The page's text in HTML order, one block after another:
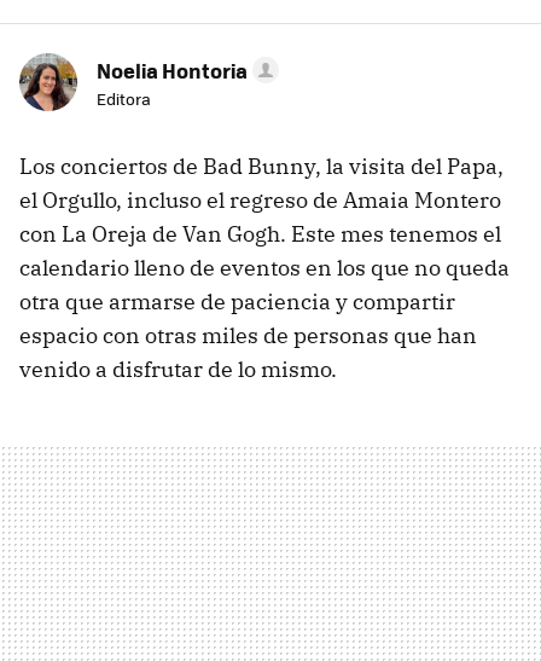
Noelia Hontoria
Editora
Los conciertos de Bad Bunny, la visita del Papa,
el Orgullo, incluso el regreso de Amaia Montero
con La Oreja de Van Gogh. Este mes tenemos el
calendario lleno de eventos en los que no queda
otra que armarse de paciencia y compartir
espacio con otras miles de personas que han
venido a disfrutar de lo mismo.